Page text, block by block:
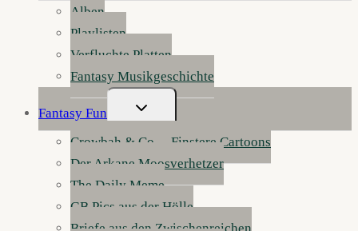
Alben
Playlisten
Verfluchte Platten
Fantasy Musikgeschichte
Fantasy Fun
Untermenü
Umschalten
Crowbah & Co. – Finstere Cartoons
Der Arkane Moosverhetzer
The Daily Meme
GB Pics aus der Hölle
Briefe aus den Zwischenreichen